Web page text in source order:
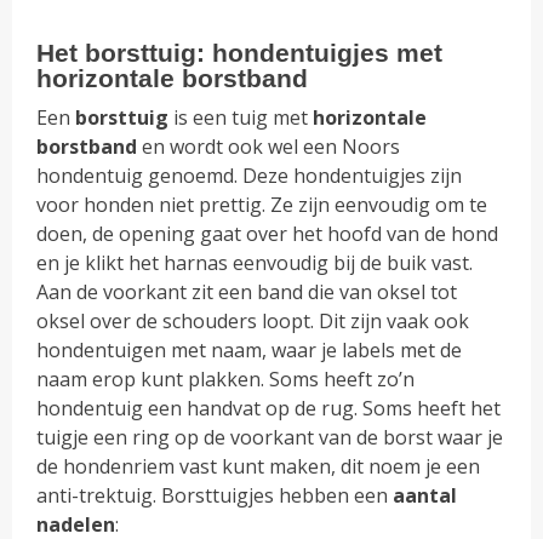
Het borsttuig: hondentuigjes met
horizontale borstband
Een borsttuig is een tuig met horizontale
borstbanden wordt ook wel een Noors
hondentuig genoemd. Deze hondentuigjes zijn
voor honden niet prettig. Ze zijn eenvoudig om te
doen, de opening gaat over het hoofd van de hond
en je klikt het harnas eenvoudig bij de buik vast.
Aan de voorkant zit een band die van oksel tot
oksel over de schouders loopt. Dit zijn vaak ook
hondentuigen met naam, waar je labels met de
naam erop kunt plakken. Soms heeft zo’n
hondentuig een handvat op de rug. Soms heeft het
tuigje een ring op de voorkant van de borst waar je
de hondenriem vast kunt maken, dit noem je een
anti-trektuig. Borsttuigjes hebben een aantal
nadelen: